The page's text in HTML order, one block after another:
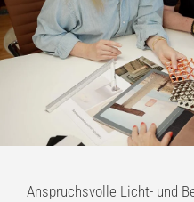
Anspruchsvolle Licht- und